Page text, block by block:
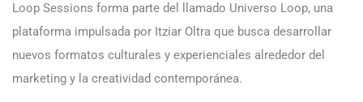
Loop Sessions forma parte del llamado Universo Loop, una
plataforma impulsada por Itziar Oltra que busca desarrollar
nuevos formatos culturales y experienciales alrededor del
marketing y la creatividad contemporánea.